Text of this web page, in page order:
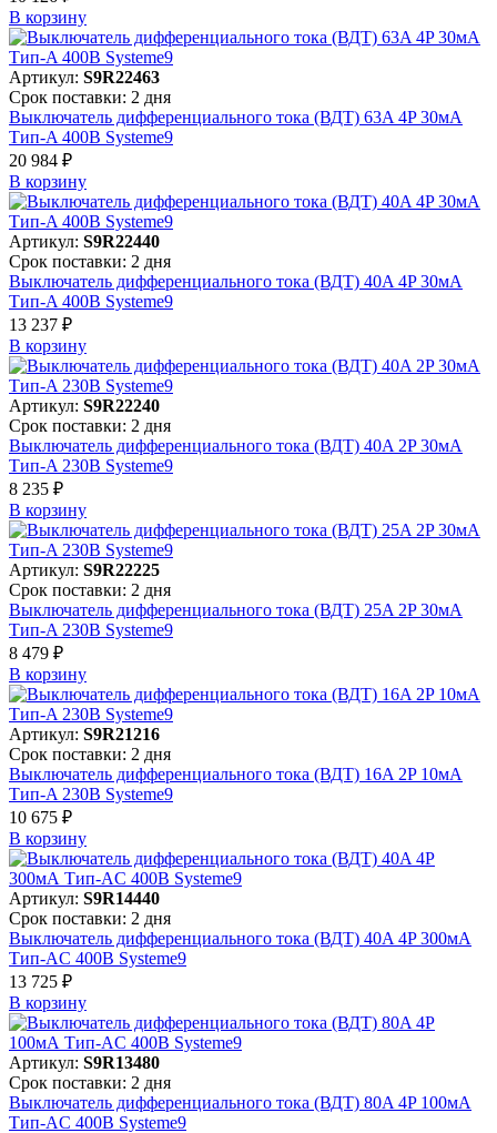
В корзинy
Артикул: S9R22463
Срок поставки: 2 дня
Выключатель дифференциального тока (ВДТ) 63A 4P 30мА
Тип-A 400В Systeme9
20 984 ₽
В корзинy
Артикул: S9R22440
Срок поставки: 2 дня
Выключатель дифференциального тока (ВДТ) 40A 4P 30мА
Тип-A 400В Systeme9
13 237 ₽
В корзинy
Артикул: S9R22240
Срок поставки: 2 дня
Выключатель дифференциального тока (ВДТ) 40A 2P 30мА
Тип-A 230В Systeme9
8 235 ₽
В корзинy
Артикул: S9R22225
Срок поставки: 2 дня
Выключатель дифференциального тока (ВДТ) 25A 2P 30мА
Тип-A 230В Systeme9
8 479 ₽
В корзинy
Артикул: S9R21216
Срок поставки: 2 дня
Выключатель дифференциального тока (ВДТ) 16A 2P 10мА
Тип-A 230В Systeme9
10 675 ₽
В корзинy
Артикул: S9R14440
Срок поставки: 2 дня
Выключатель дифференциального тока (ВДТ) 40A 4P 300мА
Тип-AC 400В Systeme9
13 725 ₽
В корзинy
Артикул: S9R13480
Срок поставки: 2 дня
Выключатель дифференциального тока (ВДТ) 80A 4P 100мА
Тип-AC 400В Systeme9